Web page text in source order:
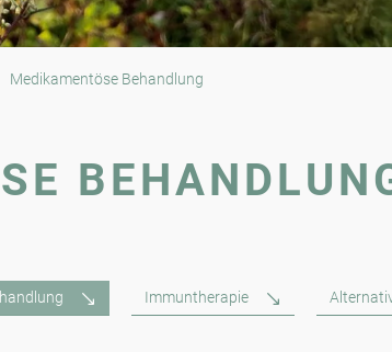
Medikamentöse Behandlung
Immuntherapie